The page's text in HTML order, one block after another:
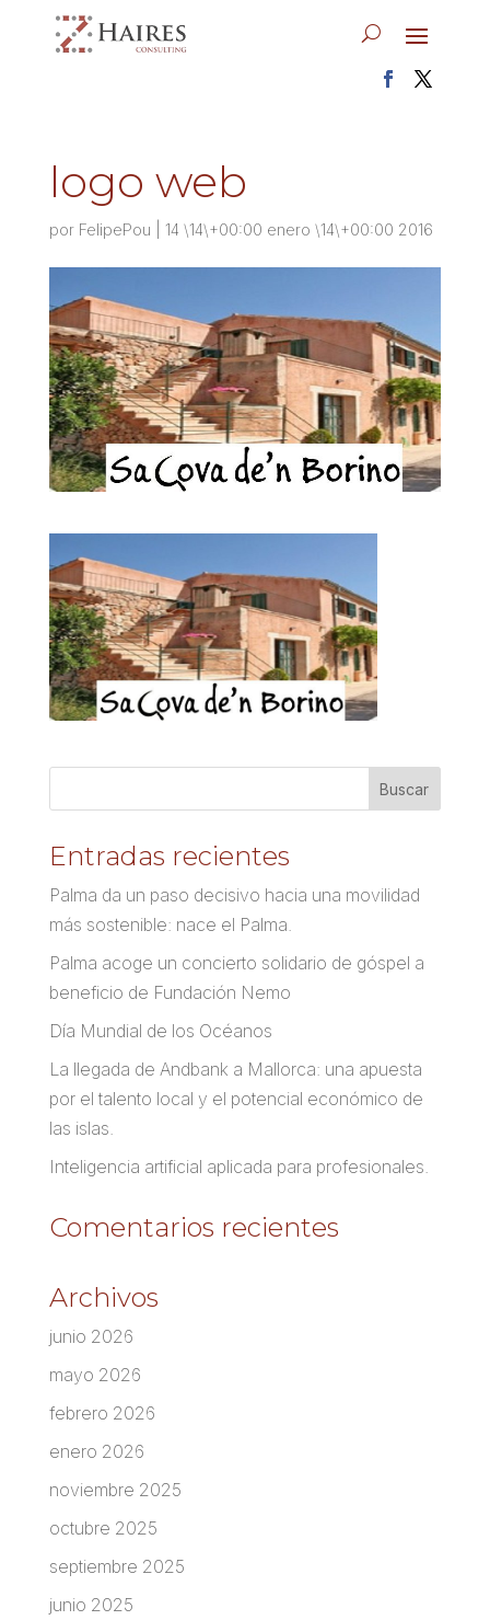
logo web
por FelipePou 14 \14\+00:00 enero \14\+00:00 2016
Entradas recientes
Palma da un paso decisivo hacia una movilidad
más sostenible: nace el Palma.
Palma acoge un concierto solidario de góspel a
beneficio de Fundación Nemo
Día Mundial de los Océanos
La llegada de Andbank a Mallorca: una apuesta
por el talento local y el potencial económico de
las islas.
Inteligencia artificial aplicada para profesionales.
Comentarios recientes
Archivos
junio 2026
mayo 2026
febrero 2026
enero 2026
noviembre 2025
octubre 2025
septiembre 2025
junio 2025